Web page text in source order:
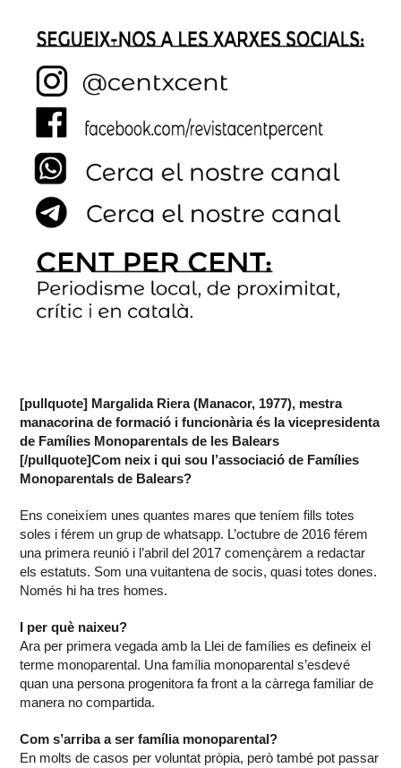
[pullquote] Margalida Riera (Manacor, 1977), mestra
manacorina de formació i funcionària és la vicepresidenta
de Famílies Monoparentals de les Balears
[/pullquote]Com neix i qui sou l’associació de Famílies
Monoparentals de Balears?
Ens coneixíem unes quantes mares que teníem fills totes
soles i férem un grup de whatsapp. L’octubre de 2016 férem
una primera reunió i l’abril del 2017 començàrem a redactar
els estatuts. Som una vuitantena de socis, quasi totes dones.
Només hi ha tres homes.
I per què naixeu?
Ara per primera vegada amb la Llei de famílies es defineix el
terme monoparental. Una família monoparental s’esdevé
quan una persona progenitora fa front a la càrrega familiar de
manera no compartida.
Com s’arriba a ser família monoparental?
En molts de casos per voluntat pròpia, però també pot passar